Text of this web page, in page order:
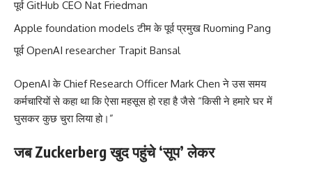
पूर्व GitHub CEO Nat Friedman
Apple foundation models टीम के पूर्व प्रमुख Ruoming Pang
पूर्व OpenAI researcher Trapit Bansal
OpenAI के Chief Research Officer Mark Chen ने उस समय
कर्मचारियों से कहा था कि ऐसा महसूस हो रहा है जैसे “किसी ने हमारे घर में
घुसकर कुछ चुरा लिया हो।”
जब Zuckerberg खुद पहुंचे ‘सूप’ लेकर